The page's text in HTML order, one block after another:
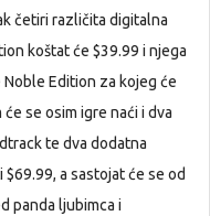
četiri različita digitalna
koštat će $39.99 i njega
Edition za kojeg će
se osim igre naći i dva
te dva dodatna
a sastojat će se od
panda ljubimca i